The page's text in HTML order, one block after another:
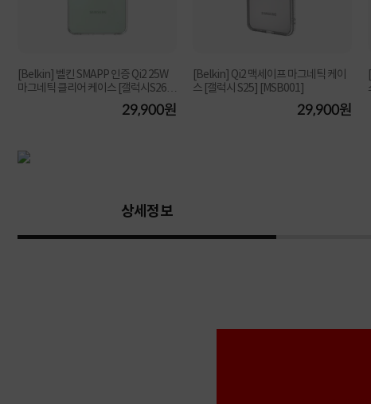
[Belkin] 벨킨 SMAPP 인증 Qi2 25W
마그네틱 클리어 케이스 [갤럭시S26플
29,900원
[Belkin] Qi2 맥세이프 마그네틱 케이
스 [갤럭시 S25] [MSB001]
29,900원
상세정보